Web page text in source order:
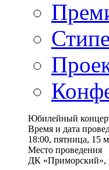
Юбилейный
Время и дата
18:00, пятница, 15
Место проведения
ДК «Приморский»,